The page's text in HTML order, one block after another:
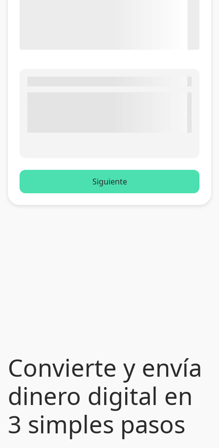
Convierte y envía
dinero digital en
3 simples pasos
Siguiente